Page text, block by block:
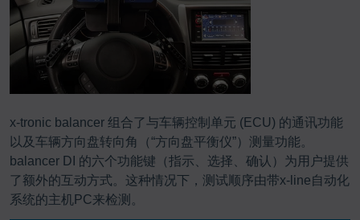
x-tronic balancer 组合了与车辆控制单元 (ECU) 的通讯功能
以及车辆方向盘转向角（“方向盘平衡仪”）测量功能。
balancer DI 的六个功能键（指示、选择、确认）为用户提供
了额外的互动方式。这种情况下，测试顺序由带x-line自动化
系统的主机PC来检测。